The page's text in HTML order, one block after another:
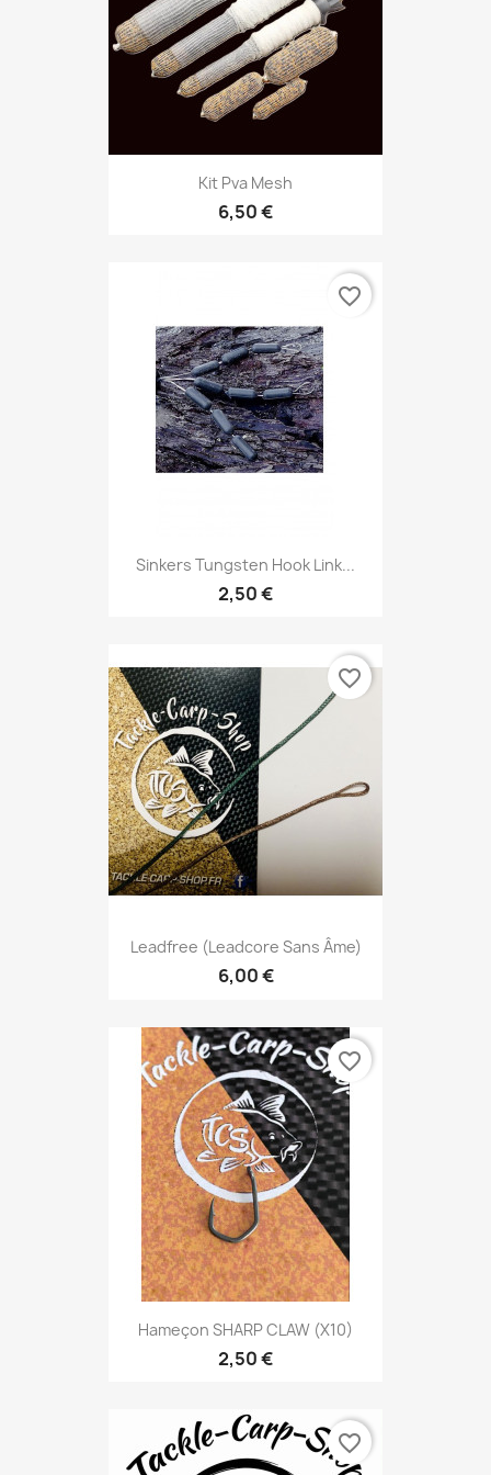
Kit Pva Mesh
6,50 €
Sinkers Tungsten Hook Link...
2,50 €
favorite_border
Leadfree (Leadcore Sans Âme)
6,00 €
favorite_border
Hameçon SHARP CLAW (X10)
2,50 €
favorite_border
favorite_border